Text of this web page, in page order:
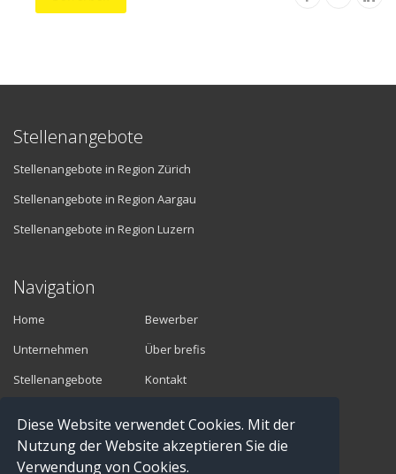
Diese Website verwendet Cookies. Mit der
Nutzung der Website akzeptieren Sie die
Verwendung von Cookies.
Stellenangebote
Stellenangebote in Region Zürich
Stellenangebote in Region Aargau
Stellenangebote in Region Luzern
Navigation
Home
Unternehmen
Stellenangebote
Bewerber
Über brefis
Kontakt
Vermittler
Anmelden